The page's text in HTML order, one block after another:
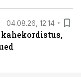
04.08.26, 12:14